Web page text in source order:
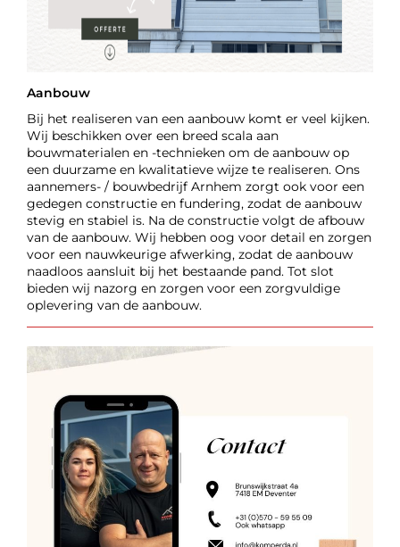
Aanbouw
Bij het realiseren van een aanbouw komt er veel kijken.
Wij beschikken over een breed scala aan
bouwmaterialen en -technieken om de aanbouw op
een duurzame en kwalitatieve wijze te realiseren. Ons
aannemers- / bouwbedrijf Arnhem zorgt ook voor een
gedegen constructie en fundering, zodat de aanbouw
stevig en stabiel is. Na de constructie volgt de afbouw
van de aanbouw. Wij hebben oog voor detail en zorgen
voor een nauwkeurige afwerking, zodat de aanbouw
naadloos aansluit bij het bestaande pand. Tot slot
bieden wij nazorg en zorgen voor een zorgvuldige
oplevering van de aanbouw.